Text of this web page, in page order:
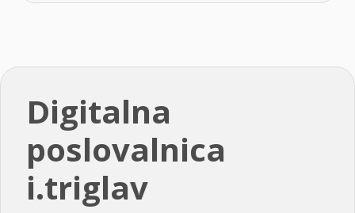
Digitalna
poslovalnica
i.triglav